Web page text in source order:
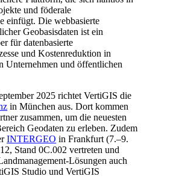
und föderale
einfügt. Die webbasierte
Geobasisdaten ist ein
für datenbasierte
und Kostenreduktion in
Unternehmen und öffentlichen
2025 richtet VertiGIS die
in München aus. Dort kommen
zusammen, um die neuesten
Geodaten zu erleben. Zudem
INTERGEO in Frankfurt (7.–9.
Stand 0C.002 vertreten und
Lösungen auch
Studio und VertiGIS